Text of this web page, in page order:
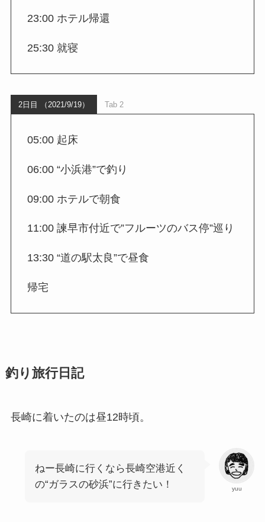
23:00 ホテル帰還
25:30 就寝
2日目 （2021/9/19） Tab 2
05:00 起床
06:00 “小浜港”で釣り
09:00 ホテルで朝食
11:00 諫早市付近で”フルーツのバス停”巡り
13:30 “道の駅太良”で昼食
帰宅
釣り旅行日記
長崎に着いたのは昼12時頃。
yuu
ねー長崎に行くなら長崎空港近く
の“ガラスの砂浜”に行きたい！